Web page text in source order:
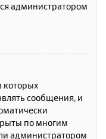
администратором
которых
сообщения, и
по многим
администратором